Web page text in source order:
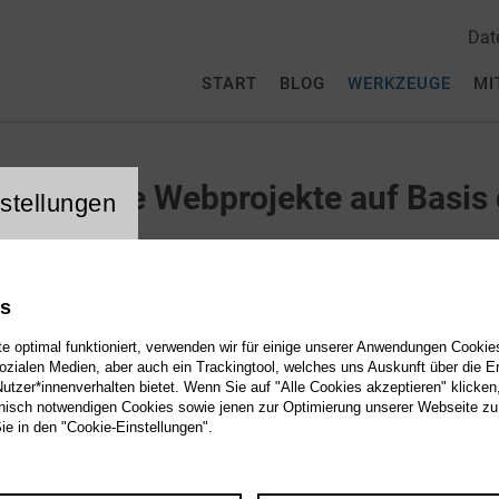
START BLOG WERKZEUGE
Neue Webprojekte auf
Die Vielzahl der CultureBase-Werkzeuge ermöglicht
realisieren. Die Datenbanken und Softwaremodule
Webseite zusammengestellt werden. Auch
Produktpalette möglich.
Wenn Sie sich entschieden haben, eine Webseite mit
vertiefende Informationen zur Grundausstattung.
optimal funktioniert, verwenden wir für einige unserer Anwendungen
Medien, aber auch ein Trackingtool, welches uns Auskunft über die
bietet. Wenn Sie auf "Alle Cookies akzeptieren"
notwendigen Cookies sowie jenen zur Optimierung unserer Webseite
in den "Cookie-Einstellungen".